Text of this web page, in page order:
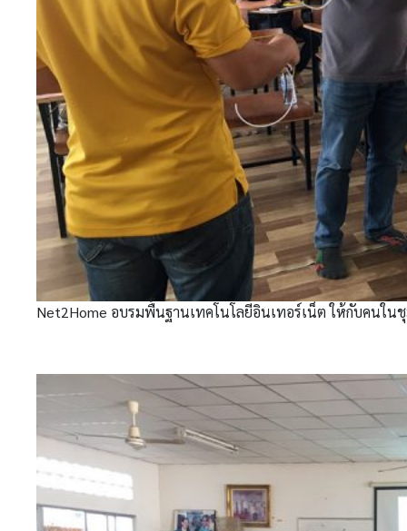
Net2Home อบรมพื้นฐานเทคโนโลยีอินเทอร์เน็ต ให้กับคนใน